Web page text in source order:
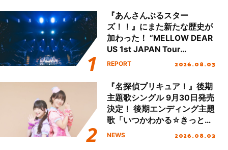
『あんさんぶるスター
ズ！！』にまた新たな歴史が
加わった！ “MELLOW DEAR
US 1st JAPAN Tour
Final「NICE to meet YOU
ート!!
REPORT 2026.08.03
『名探偵プリキュア！』後期
主題歌シングル 9月30日発売
決定！ 後期エンディング主題
歌「いつかわかる☆きっとあ
える」TVサイズ先行配信開
NEWS 2026.08.03